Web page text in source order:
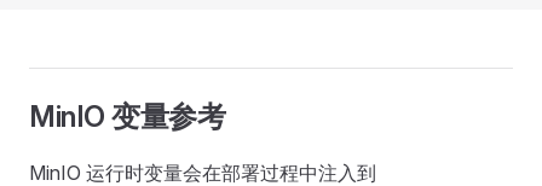
MinIO 变量参考
MinIO 运行时变量会在部署过程中注入到